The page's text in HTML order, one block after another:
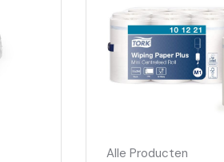
Alle Producten